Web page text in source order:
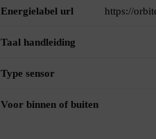
Energielabel url https://
Taal handleiding
Type sensor
Voor binnen of buiten